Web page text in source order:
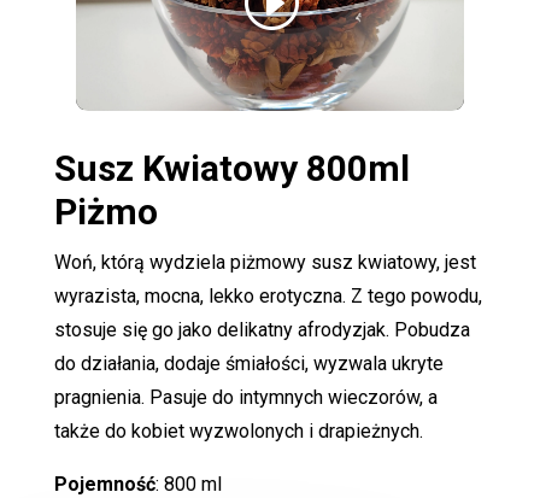
Susz Kwiatowy 800ml
Piżmo
Woń, którą wydziela piżmowy susz kwiatowy, jest
wyrazista, mocna, lekko erotyczna. Z tego powodu,
stosuje się go jako delikatny afrodyzjak. Pobudza
do działania, dodaje śmiałości, wyzwala ukryte
pragnienia. Pasuje do intymnych wieczorów, a
także do kobiet wyzwolonych i drapieżnych.
Pojemność: 800 ml